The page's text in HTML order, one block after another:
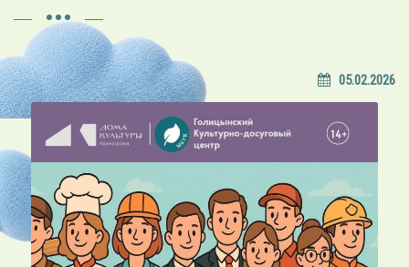
05.02.2026